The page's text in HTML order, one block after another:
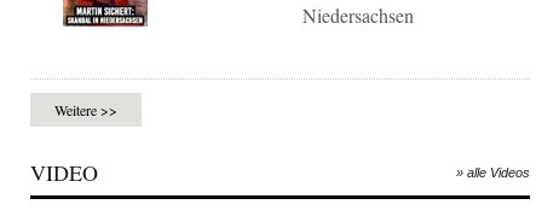
Niedersachsen
Weitere >>
VIDEO » alle Videos